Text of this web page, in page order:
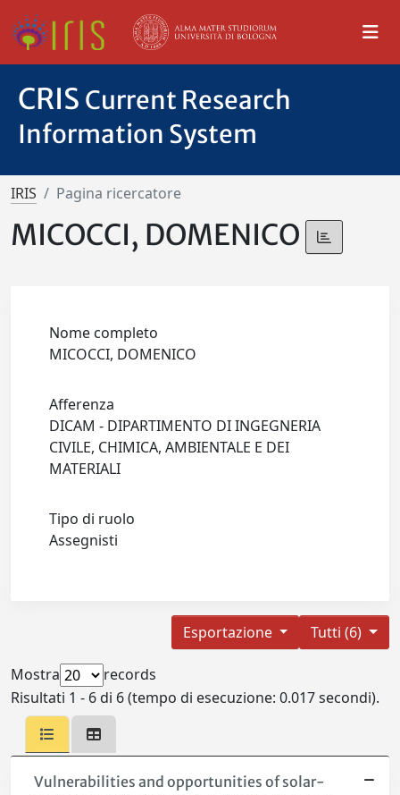
CRIS Current Research
Information System
IRIS Pagina ricercatore
MICOCCI, DOMENICO
Nome completo
MICOCCI, DOMENICO
Afferenza
DICAM - DIPARTIMENTO DI INGEGNERIA
CIVILE, CHIMICA, AMBIENTALE E DEI
MATERIALI
Tipo di ruolo
Assegnisti
Tutti (6)
Esportazione
Mostra
records
Risultati 1 - 6 di 6 (tempo di esecuzione: 0.017 secondi).
Vulnerabilities and opportunities of solar-